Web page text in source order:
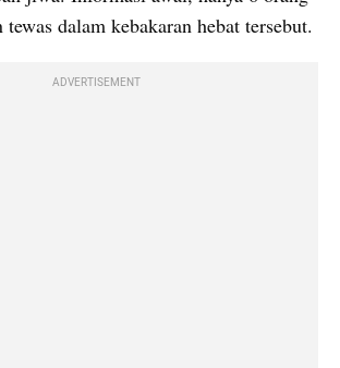
dalam kebakaran hebat tersebut.
ADVERTISEMENT